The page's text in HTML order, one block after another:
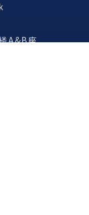
A&B座